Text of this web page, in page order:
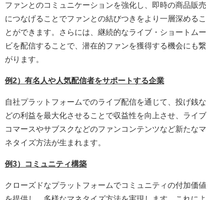
ファンとのコミュニケーションを強化し、即時の商品販売
につなげることでファンとの結びつきをより一層深めるこ
とができます。さらには、継続的なライブ・ショートムー
ビを配信することで、潜在的ファンを獲得する機会にも繋
がります。
例2）有名人や人気配信者をサポートする企業
自社プラットフォームでのライブ配信を通じて、投げ銭な
どの利益を最大化させることで収益性を向上させ、ライブ
コマースやサブスクなどのファンコンテンツなど新たなマ
ネタイズ方法が生まれます。
例3）コミュニティ構築
クローズドなプラットフォームでコミュニティの付加価値
を提供し、多様なマネタイズ方法を実現します。これによ